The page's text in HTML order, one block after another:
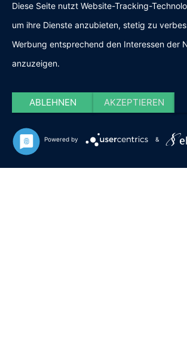
Diese Seite nutzt Website-Tracking-
um ihre Dienste anzubieten, stetig zu
Werbung entsprechend den Interessen der
anzuzeigen.
ABLEHNEN AKZEPTIEREN
Powered by &